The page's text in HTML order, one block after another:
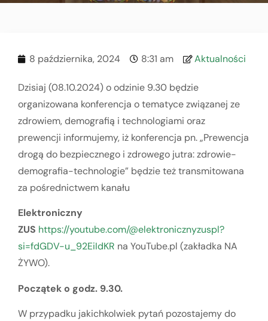
8 października, 2024 8:31 am Aktualności
Dzisiaj (08.10.2024) o odzinie 9.30 będzie
organizowana konferencja o tematyce związanej ze
zdrowiem, demografią i technologiami oraz
prewencji informujemy, iż konferencja pn. „Prewencja
drogą do bezpiecznego i zdrowego jutra: zdrowie-
demografia-technologie” będzie też transmitowana
za pośrednictwem kanału
Elektroniczny
ZUS https://youtube.com/@elektronicznyzuspl?
si=fdGDV-u_92EiIdKR na YouTube.pl (zakładka NA
ŻYWO).
Początek o godz. 9.30.
W przypadku jakichkolwiek pytań pozostajemy do